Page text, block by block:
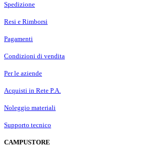
Spedizione
Resi e Rimborsi
Pagamenti
Condizioni di vendita
Per le aziende
Acquisti in Rete P.A.
Noleggio materiali
Supporto tecnico
CAMPUSTORE